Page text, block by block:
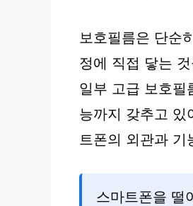
보호필름은 단순
정에 직접 닿는
일부 고급 보호필
능까지 갖추고 있
트폰의 외관과 기
스마트폰을 떨